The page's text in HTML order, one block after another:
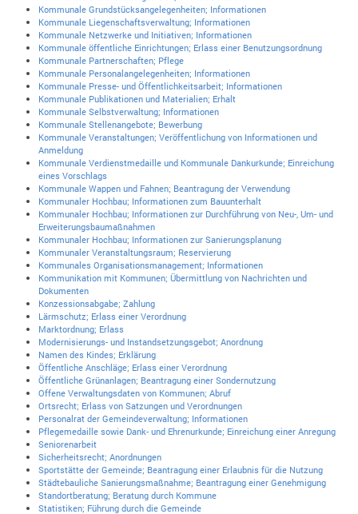
Kommunale Grundstücksangelegenheiten; Informationen
Kommunale Liegenschaftsverwaltung; Informationen
Kommunale Netzwerke und Initiativen; Informationen
Kommunale öffentliche Einrichtungen; Erlass einer Benutzungsordnung
Kommunale Partnerschaften; Pflege
Kommunale Personalangelegenheiten; Informationen
Kommunale Presse- und Öffentlichkeitsarbeit; Informationen
Kommunale Publikationen und Materialien; Erhalt
Kommunale Selbstverwaltung; Informationen
Kommunale Stellenangebote; Bewerbung
Kommunale Veranstaltungen; Veröffentlichung von Informationen und
Anmeldung
Kommunale Verdienstmedaille und Kommunale Dankurkunde; Einreichung
eines Vorschlags
Kommunale Wappen und Fahnen; Beantragung der Verwendung
Kommunaler Hochbau; Informationen zum Bauunterhalt
Kommunaler Hochbau; Informationen zur Durchführung von Neu-, Um- und
Erweiterungsbaumaßnahmen
Kommunaler Hochbau; Informationen zur Sanierungsplanung
Kommunaler Veranstaltungsraum; Reservierung
Kommunales Organisationsmanagement; Informationen
Kommunikation mit Kommunen; Übermittlung von Nachrichten und
Dokumenten
Konzessionsabgabe; Zahlung
Lärmschutz; Erlass einer Verordnung
Marktordnung; Erlass
Modernisierungs- und Instandsetzungsgebot; Anordnung
Namen des Kindes; Erklärung
Öffentliche Anschläge; Erlass einer Verordnung
Öffentliche Grünanlagen; Beantragung einer Sondernutzung
Offene Verwaltungsdaten von Kommunen; Abruf
Ortsrecht; Erlass von Satzungen und Verordnungen
Personalrat der Gemeindeverwaltung; Informationen
Pflegemedaille sowie Dank- und Ehrenurkunde; Einreichung einer Anregung
Seniorenarbeit
Sicherheitsrecht; Anordnungen
Sportstätte der Gemeinde; Beantragung einer Erlaubnis für die Nutzung
Städtebauliche Sanierungsmaßnahme; Beantragung einer Genehmigung
Standortberatung; Beratung durch Kommune
Statistiken; Führung durch die Gemeinde